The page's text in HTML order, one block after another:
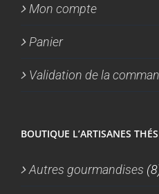
Mon compte
Panier
Validation de la
BOUTIQUE L’ARTISANES
Autres gourmandises